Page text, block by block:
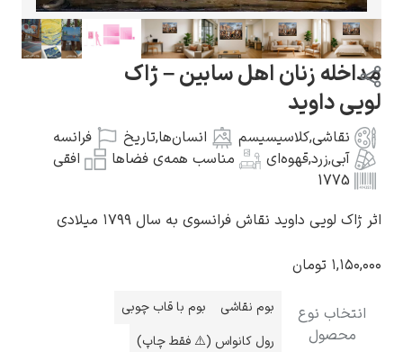
مداخله زنان اهل سابین – ژاک
لویی داوید
نقاشی,کلاسیسیسم انسان‌ها,تاریخ
فرانسه
آبی,زرد,قهوه‌ای مناسب همه‌ی فضاها
افقی
1775
اثر ژاک لویی داوید نقاش فرانسوی به سال ۱۷۹۹ میلادی
۱,۱۵۰,۰۰۰ تومان
انتخاب نوع
محصول
بوم نقاشی
بوم با قاب چوبی
رول کانواس (⚠️ فقط چاپ)